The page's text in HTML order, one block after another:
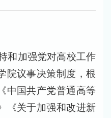
和加强党对高校工作
院议事决策制度，根
中国共产党普通高等
《关于加强和改进新